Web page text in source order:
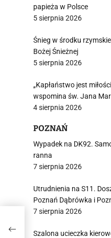
papieża w Polsce
5 sierpnia 2026
Śnieg w środku
Bożej Śnieżnej
5 sierpnia 2026
„Kapłaństwo jest
wspomina św. Jana
4 sierpnia 2026
POZNAŃ
Wypadek na DK92.
ranna
7 sierpnia 2026
Utrudnienia na S11.
Poznań Dąbrówka i
7 sierpnia 2026
Szalona ucieczka